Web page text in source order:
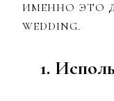
ИМЕННО ЭТО
WEDDING.
1.